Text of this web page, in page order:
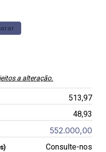
a alteração.
513,97
48,93
552.000,00
Consulte-nos